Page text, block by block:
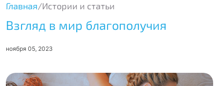
Главная/Истории и статьи
Взгляд в мир благополучия
ноября 05, 2023